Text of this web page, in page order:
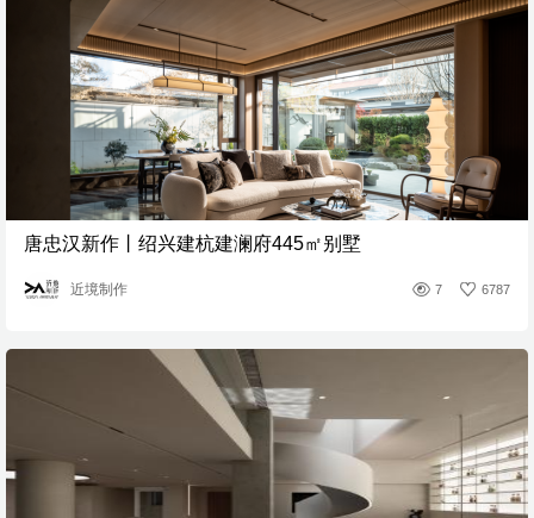
唐忠汉新作丨绍兴建杭建澜府445㎡别墅
近境制作 7 6787